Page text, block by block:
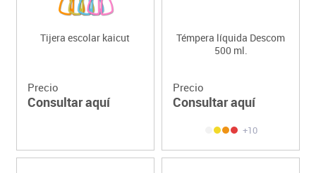
Tijera escolar kaicut
Precio
Consultar aquí
Témpera líquida Descom
500 ml.
Precio
Consultar aquí
+10